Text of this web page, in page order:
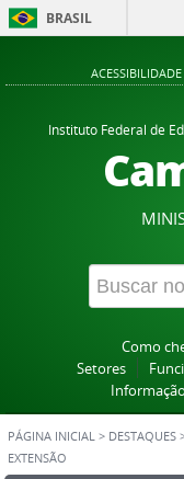
BRASIL
ACESSIBILIDADE
Instituto Federal de
Como
Setores
Informação
PÁGINA INICIAL > DESTAQUES
EXTENSÃO